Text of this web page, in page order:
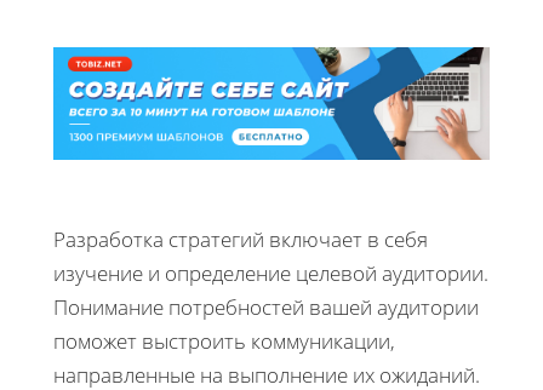
Разработка стратегий включает в себя
изучение и определение целевой аудитории.
Понимание потребностей вашей аудитории
поможет выстроить коммуникации,
направленные на выполнение их ожиданий.